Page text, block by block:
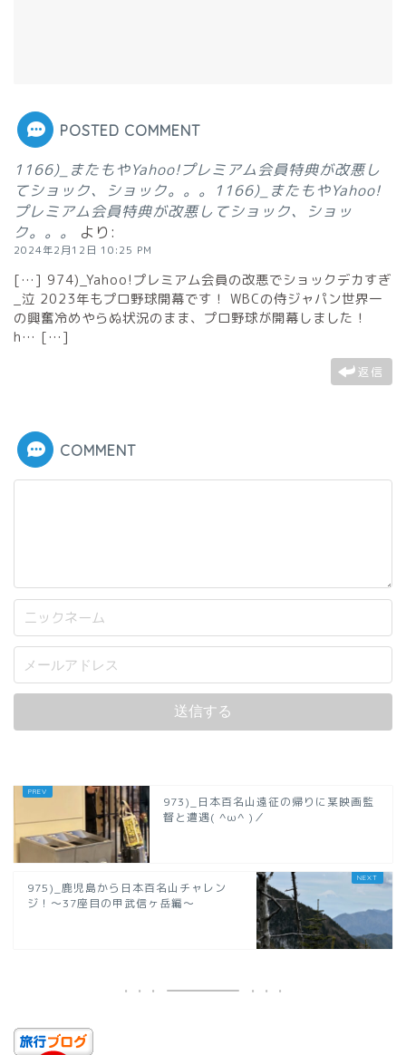
POSTED COMMENT
1166)_またもやYahoo!プレミアム会員特典が改悪し
てショック、ショック。。。1166)_またもやYahoo!
プレミアム会員特典が改悪してショック、ショッ
ク。。。
より:
2024年2月12日 10:25 PM
[…] 974)_Yahoo!プレミアム会員の改悪でショックデカすぎ
_泣 2023年もプロ野球開幕です！ WBCの侍ジャパン世界一
の興奮冷めやらぬ状況のまま、プロ野球が開幕しました！
h… […]
返信
COMMENT
973)_日本百名山遠征の帰りに某映画監
督と遭遇( ^ω^ )／
975)_鹿児島から日本百名山チャレン
ジ！〜37座目の甲武信ヶ岳編〜